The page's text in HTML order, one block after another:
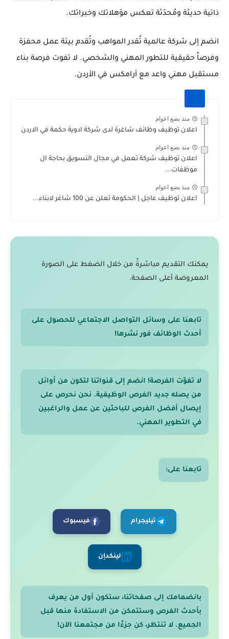
ذاتية حديثة ومُحدّثة تعكس مؤهلاتك وخبراتك.
انضم إلى شركة عالمية تُقدر المواهب وتُقدم بيئة عمل محفزة
وفرصاً حقيقية للتطور المهني والشخصي. لا تفوت فرصة بناء
مستقبل مهني واعد مع أرامكس في الأردن.
منذ بضع اعوام
اعلان توظيف وظائف شاغرة لدى شركة ادوية حكمة في الاردن
منذ بضع اعوام
اعلان توظيف شركة تعمل في مجال التسويق بحاجة ال
موظفات...
منذ بضع اعوام
اعلان توظيف عاجل | الحكومة تعلن عن 100 شاغر لابناء...
يمكنك التقديم مباشرةً من خلال الضغط على الصورة
المعروضة أعلى الصفحة.
تابعنا على وسائل التواصل الاجتماعي للحصول على
أحدث الوظائف فور نشرها!
لا تفوّت الفرصة! انضم إلى قنواتنا لتكون من أوائل
من يصله جديد الفرص الوظيفية. نحن نحرص على
إيصال أفضل الفرص للباحثين عن عمل والراغبين
في التطوير المهني.
تابعنا على:
تيليجرام فيسبوك
لينكدإن
بانضمامك إلى صفحاتنا، ستكون أول من يعرف
بأحدث الفرص وستتمكن من الاستفادة منها قبل
الجميع. لا تنتظر، كن جزءًا من مجتمعنا الآن!